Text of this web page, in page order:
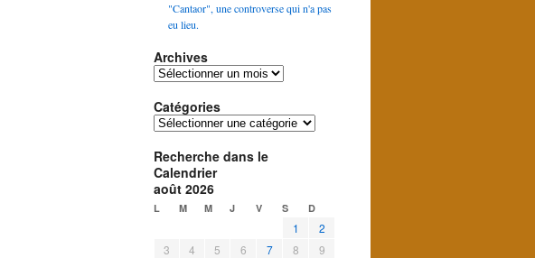
"Cantaor", une controverse qui n'a pas
eu lieu.
Archives
Archives
Catégories
Catégories
Recherche dans le
Calendrier
août 2026
L M M J V S D
1
2
3
4 5 6 7 8
9